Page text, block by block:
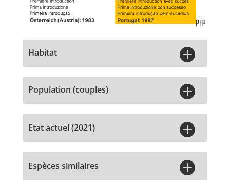
Habitat 
Population (couples) 
Etat actuel (2021) 
Espèces similaires 